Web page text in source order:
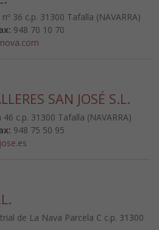
36 c.p. 31300 Tafalla (NAVARRA)
948 70 10 70
SAN JOSÉ S.L.
c.p. 31300 Tafalla (NAVARRA)
948 75 50 95
de La Nava Parcela C c.p. 31300